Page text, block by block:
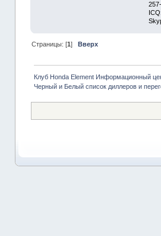
Страницы: [1] Вверх
Клуб Honda Element Информационный
Черный и Белый список диллеров и